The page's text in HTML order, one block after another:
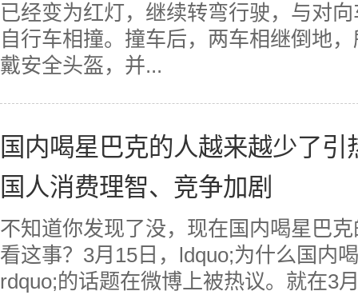
已经变为红灯，继续转弯行驶，与对
自行车相撞。撞车后，两车相继倒地
戴安全头盔，并...
国内喝星巴克的人越来越少了
国人消费理智、竞争加剧
不知道你发现了没，现在国内喝星巴
看这事？3月15日，ldquo;为什么国内
rdquo;的话题在微博上被热议。就在3